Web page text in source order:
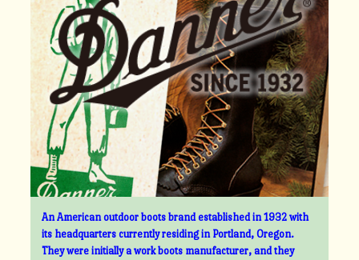
An American outdoor boots brand established in 1932 with
its headquarters currently residing in Portland, Oregon.
They were initially a work boots manufacturer, and they